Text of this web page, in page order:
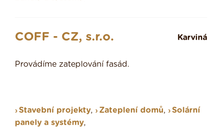
COFF - CZ, s.r.o. Karviná
Provádíme zateplování fasád.
Stavební projekty, Zateplení domů,
Solární
panely a systémy,